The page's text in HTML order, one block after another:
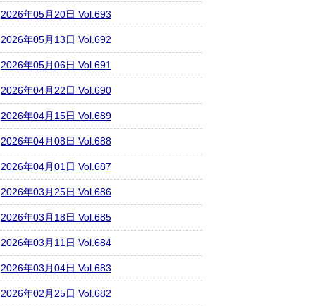
2026年05月20日 Vol.693
2026年05月13日 Vol.692
2026年05月06日 Vol.691
2026年04月22日 Vol.690
2026年04月15日 Vol.689
2026年04月08日 Vol.688
2026年04月01日 Vol.687
2026年03月25日 Vol.686
2026年03月18日 Vol.685
2026年03月11日 Vol.684
2026年03月04日 Vol.683
2026年02月25日 Vol.682